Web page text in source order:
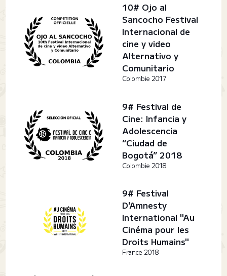
10# Ojo al
Sancocho Festival
Internacional de
cine y video
Alternativo y
Comunitario
Colombie 2017
9# Festival de
Cine: Infancia y
Adolescencia
“Ciudad de
Bogotá” 2018
Colombie 2018
9# Festival
D'Amnesty
International "Au
Cinéma pour les
Droits Humains"
France 2018